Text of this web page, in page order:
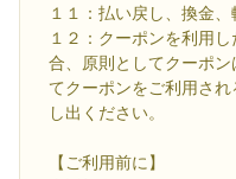
１１：払い戻し、換金
１２：クーポンを利用
合、原則としてクーポ
てクーポンをご利用さ
し出ください。
【ご利用前に】